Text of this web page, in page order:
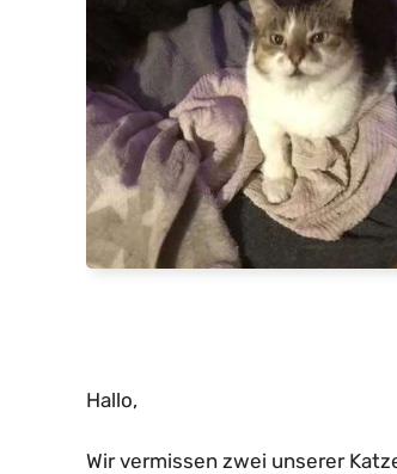
Hallo,
Wir vermissen zwei unserer